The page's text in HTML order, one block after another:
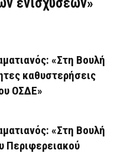
«Στη Βουλή
καθυστερήσεις
ΟΣΔΕ»
«Στη Βουλή
Περιφερειακού